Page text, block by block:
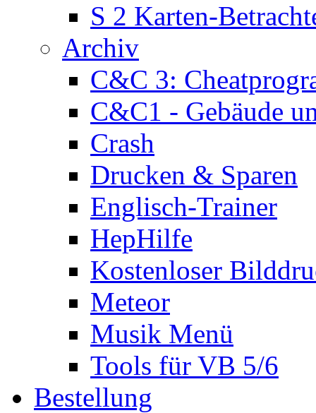
S 2 Karten-
Archiv
C&C 3:
C&C1 - Gebäude
Crash
Drucken & Sparen
Englisch-Trainer
HepHilfe
Kostenloser
Meteor
Musik Menü
Tools für VB 5/6
Bestellung